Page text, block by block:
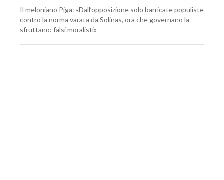
Il meloniano Piga: «Dall’opposizione solo barricate populiste
contro la norma varata da Solinas, ora che governano la
sfruttano: falsi moralisti»